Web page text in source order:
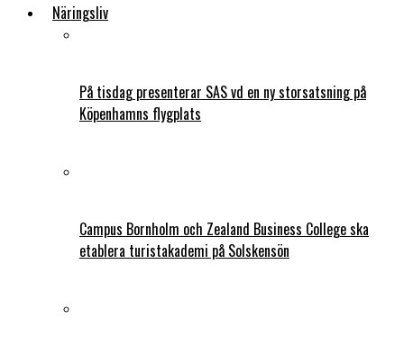
Näringsliv
På tisdag presenterar SAS vd en ny storsatsning på
Köpenhamns flygplats
Campus Bornholm och Zealand Business College ska
etablera turistakademi på Solskensön